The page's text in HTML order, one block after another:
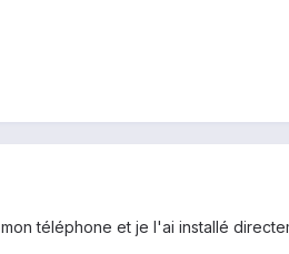
téléphone et je l'ai installé